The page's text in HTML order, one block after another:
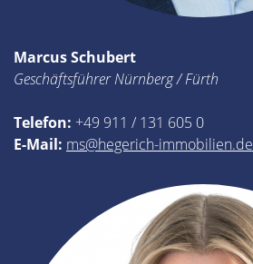
Marcus Schubert
Geschäftsführer Nürnberg / Fürth
Telefon: +49 911 / 131 605 0
E-Mail: ms@hegerich-immobilien.de